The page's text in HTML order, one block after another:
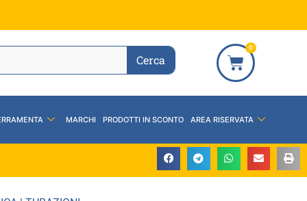
Cerca
0
MARCHI PRODOTTI IN SCONTO AREA RISERVATA